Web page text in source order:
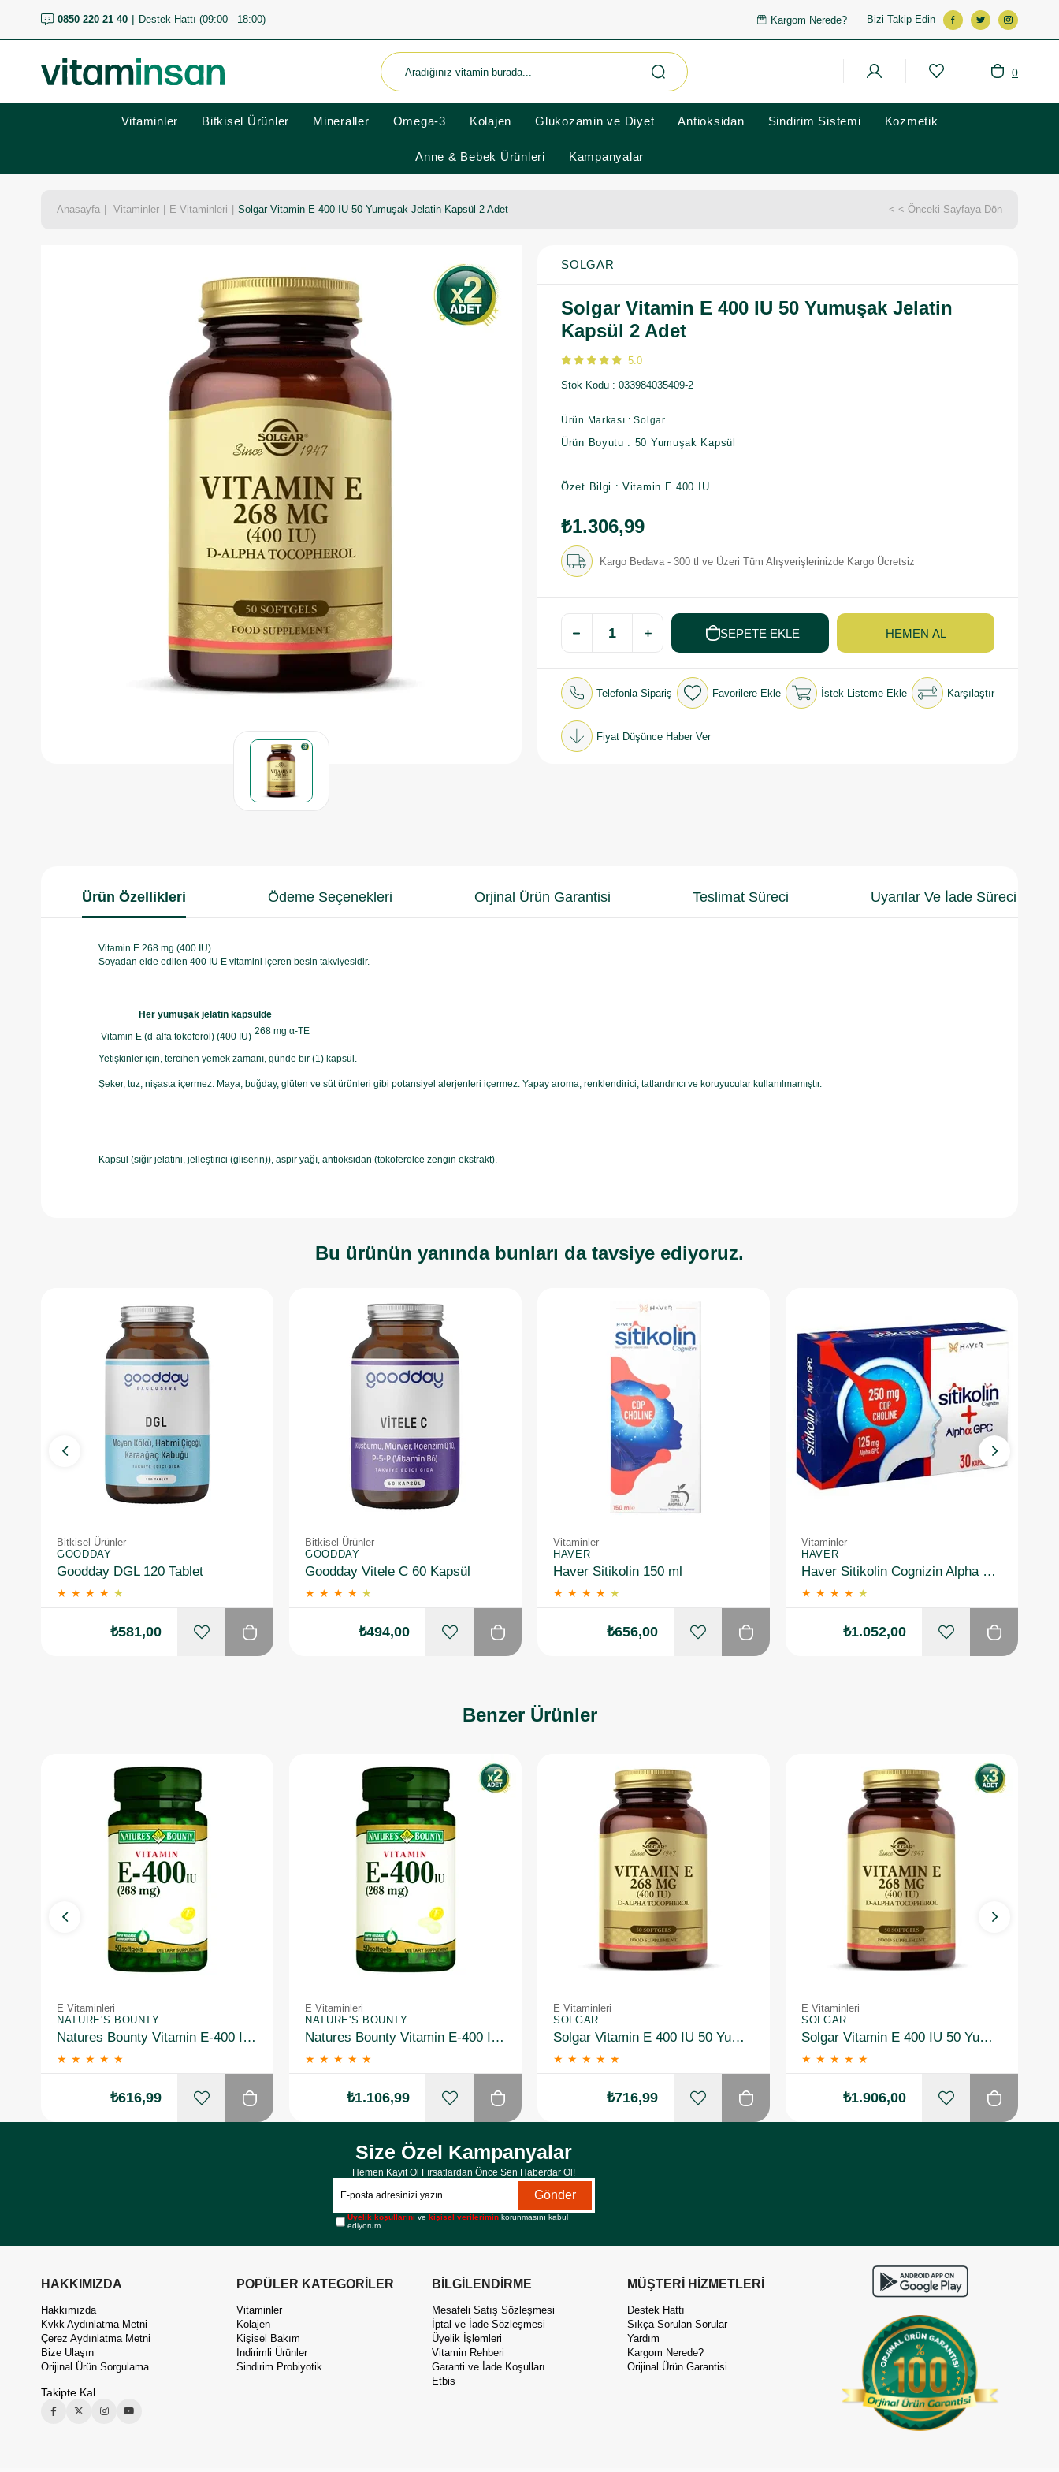
0850 220 21 40 Destek Hattı (09:00 - 18:00) Kargom Nerede? Bizi Takip Edin
0
Vitaminler Bitkisel Ürünler Mineraller Omega-3 Kolajen Glukozamin ve Diyet Antioksidan Sindirim Sistemi Kozmetik
Anne & Bebek Ürünleri Kampanyalar
Anasayfa Vitaminler E Vitaminleri Solgar Vitamin E 400 IU 50 Yumuşak Jelatin Kapsül 2 Adet < < Önceki Sayfaya Dön
SOLGAR
Solgar Vitamin E 400 IU 50 Yumuşak Jelatin
Kapsül 2 Adet
5.0
Stok Kodu 033984035409-2
Ürün Markası : Solgar
Ürün Boyutu : 50 Yumuşak Kapsül
Özet Bilgi : Vitamin E 400 IU
₺1.306,99
Kargo Bedava - 300 tl ve Üzeri Tüm Alışverişlerinizde Kargo Ücretsiz
Telefonla Sipariş Favorilere Ekle İstek Listeme Ekle Karşılaştır
Fiyat Düşünce Haber Ver
Ürün Özellikleri Ödeme Seçenekleri Orjinal Ürün Garantisi Teslimat Süreci Uyarılar Ve İade Süreci
Vitamin E 268 mg (400 IU)
Soyadan elde edilen 400 IU E vitamini içeren besin takviyesidir.
Her yumuşak jelatin kapsülde
Vitamin E (d-alfa tokoferol) (400 IU) 268 mg α-TE
Yetişkinler için, tercihen yemek zamanı, günde bir (1) kapsül.
Şeker, tuz, nişasta içermez. Maya, buğday, glüten ve süt ürünleri gibi potansiyel alerjenleri içermez. Yapay aroma, renklendirici, tatlandırıcı ve koruyucular kullanılmamıştır.
Kapsül (sığır jelatini, jelleştirici (gliserin)), aspir yağı, antioksidan (tokoferolce zengin ekstrakt).
Bu ürünün yanında bunları da tavsiye ediyoruz.
Bitkisel Ürünler
GOODDAY
Goodday DGL 120 Tablet
★ ★ ★ ★ ★
₺581,00
Bitkisel Ürünler
GOODDAY
Goodday Vitele C 60 Kapsül
★ ★ ★ ★ ★
₺494,00
Vitaminler
HAVER
Haver Sitikolin 150 ml
★ ★ ★ ★ ★
₺656,00
Vitaminler
HAVER
Haver Sitikolin Cognizin Alpha Gpc 30 kapsül
★ ★ ★ ★ ★
₺1.052,00
Benzer Ürünler
E Vitaminleri
NATURE'S BOUNTY
Natures Bounty Vitamin E-400 IU Takviye Edici Gıda 50 Jelatin Kapsül
★ ★ ★ ★ ★
₺616,99
E Vitaminleri
NATURE'S BOUNTY
Natures Bounty Vitamin E-400 IU Takviye Edici Gıda 50 Jelatin Kapsül 2 Adet
★ ★ ★ ★ ★
₺1.106,99
E Vitaminleri
SOLGAR
Solgar Vitamin E 400 IU 50 Yumuşak Jelatin Kapsül
★ ★ ★ ★ ★
₺716,99
E Vitaminleri
SOLGAR
Solgar Vitamin E 400 IU 50 Yumuşak Jelatin Kapsül 3 Adet
★ ★ ★ ★ ★
₺1.906,00
Size Özel Kampanyalar
Hemen Kayıt Ol Fırsatlardan Önce Sen Haberdar Ol!
Gönder
Üyelik koşullarını vekişisel verilerimin korunmasını kabul
ediyorum.
HAKKIMIZDA
Hakkımızda
Kvkk Aydınlatma Metni
Çerez Aydınlatma Metni
Bize Ulaşın
Orijinal Ürün Sorgulama
Takipte Kal
POPÜLER KATEGORİLER
Vitaminler
Kolajen
Kişisel Bakım
İndirimli Ürünler
Sindirim Probiyotik
BİLGİLENDİRME
Mesafeli Satış Sözleşmesi
İptal ve İade Sözleşmesi
Üyelik İşlemleri
Vitamin Rehberi
Garanti ve İade Koşulları
Etbis
MÜŞTERİ HİZMETLERİ
Destek Hattı
Sıkça Sorulan Sorular
Yardım
Kargom Nerede?
Orijinal Ürün Garantisi